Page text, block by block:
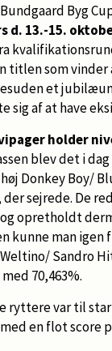
Byg
d. 13.-15.
titlen som vinder
et
sig af at have
holder
blev det i dag
Donkey Boy/
sejrede. De
og opretholdt
kunne man igen
Sandro
70,463%.
ryttere var til
en flot score